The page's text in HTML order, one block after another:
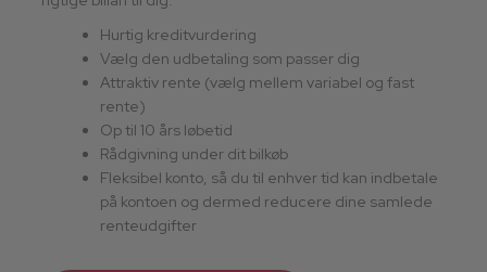
Hurtig kreditvurdering
Vælg den udbetaling som passer dig
Attraktiv rente (vælg mellem variabel og fast
rente)
Op til 10 års løbetid
Rådgivning under dit bilkøb
Fleksibel konto, så du til enhver tid kan indbetale
på kontoen og dermed reducere dine samlede
renteudgifter